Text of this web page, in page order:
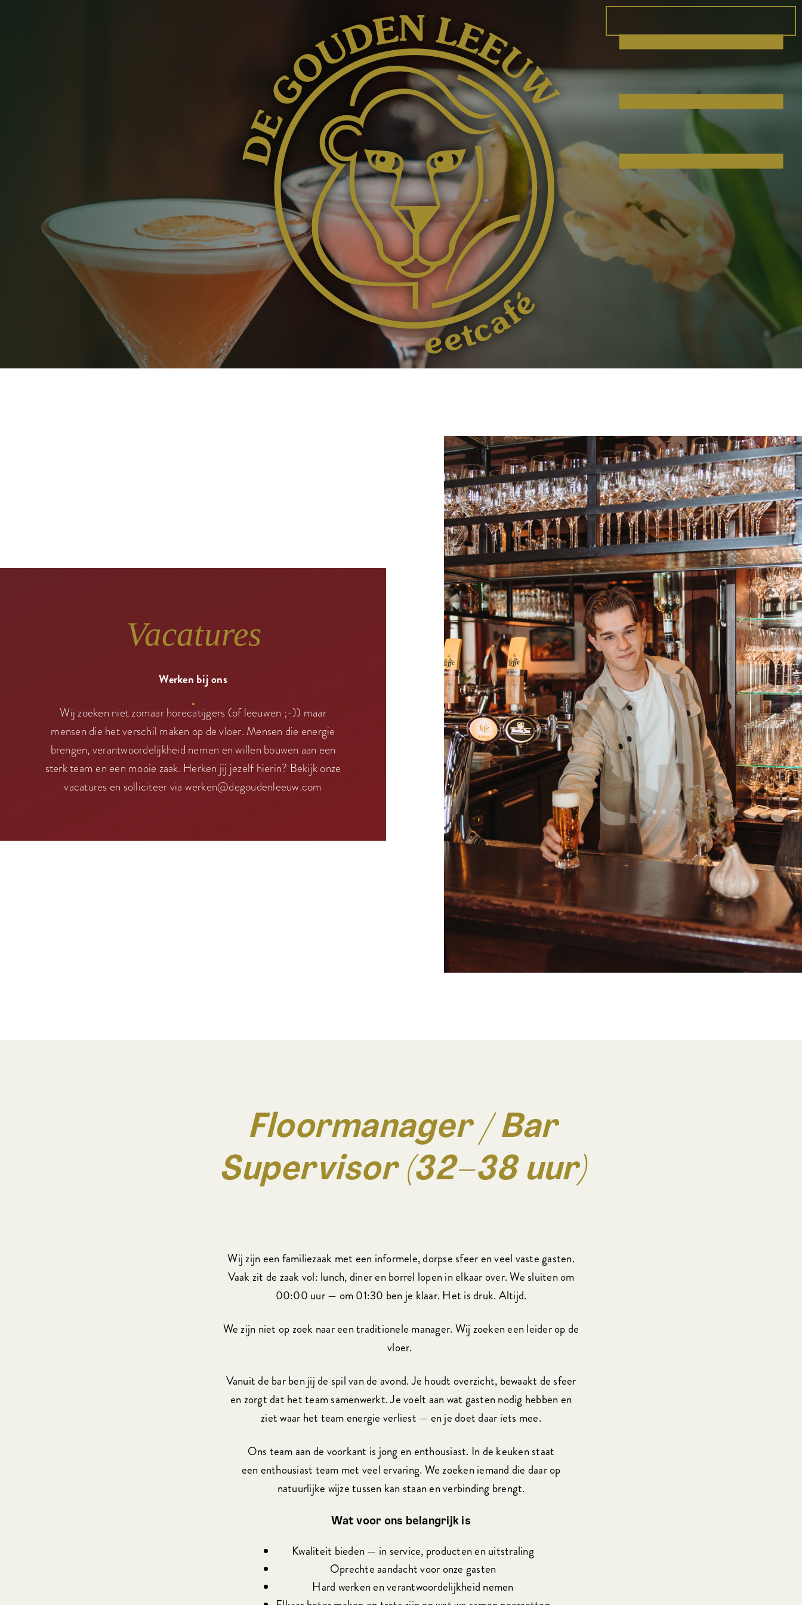
Vacatures
Werken bij ons
Wij zoeken niet zomaar horecatijgers (of leeuwen ;-)) maar
mensen die het verschil maken op de vloer. Mensen die energie
brengen, verantwoordelijkheid nemen en willen bouwen aan een
sterk team en een mooie zaak. Herken jij jezelf hierin? Bekijk onze
vacatures en solliciteer via werken@degoudenleeuw.com
Floormanager / Bar
Supervisor (32–38 uur)
Wij zijn een familiezaak met een informele, dorpse sfeer en veel vaste gasten.
Vaak zit de zaak vol: lunch, diner en borrel lopen in elkaar over. We sluiten om
00:00 uur — om 01:30 ben je klaar. Het is druk. Altijd.
We zijn niet op zoek naar een traditionele manager. Wij zoeken een leider op de
vloer.
Vanuit de bar ben jij de spil van de avond. Je houdt overzicht, bewaakt de sfeer
en zorgt dat het team samenwerkt. Je voelt aan wat gasten nodig hebben en
ziet waar het team energie verliest — en je doet daar iets mee.
Ons team aan de voorkant is jong en enthousiast. In de keuken staat
een enthousiast team met veel ervaring. We zoeken iemand die daar op
natuurlijke wijze tussen kan staan en verbinding brengt.
Wat voor ons belangrijk is
Kwaliteit bieden — in service, producten en uitstraling
Oprechte aandacht voor onze gasten
Hard werken en verantwoordelijkheid nemen